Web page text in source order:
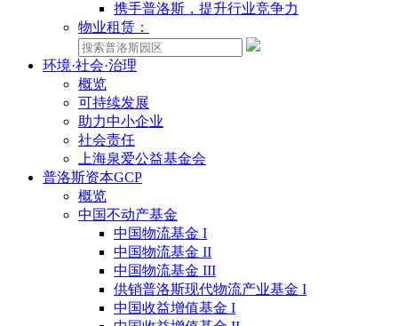
携手普洛斯，提升行业竞争力
物业租赁：
环境·社会·治理
概览
可持续发展
助力中小企业
社会责任
上海泉爱公益基金会
普洛斯资本GCP
概览
中国不动产基金
中国物流基金 I
中国物流基金 II
中国物流基金 III
供销普洛斯现代物流产业基金 I
中国收益增值基金 I